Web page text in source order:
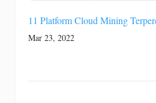
11 Platform Cloud Mining
Mar 23, 2022